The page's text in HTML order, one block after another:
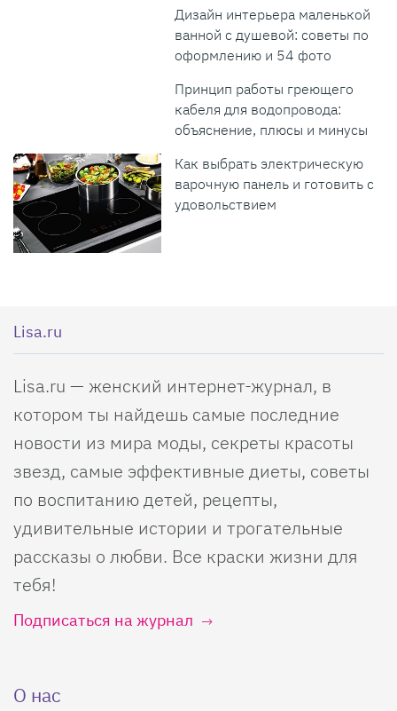
Дизайн интерьера маленькой
ванной с душевой: советы по
оформлению и 54 фото
Принцип работы греющего
кабеля для водопровода:
объяснение, плюсы и минусы
Как выбрать электрическую
варочную панель и готовить с
удовольствием
Lisa.ru
Lisa.ru — женский интернет-журнал, в
котором ты найдешь самые последние
новости из мира моды, секреты красоты
звезд, самые эффективные диеты, советы
по воспитанию детей, рецепты,
удивительные истории и трогательные
рассказы о любви. Все краски жизни для
тебя!
Подписаться на журнал
О нас